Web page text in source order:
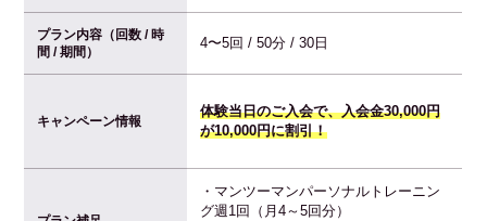
プラン内容（回数 / 時
間 / 期間）
4〜5回 / 50分 / 30日
キャンペーン情報
体験当日のご入会で、入会金30,000円
が10,000円に割引！
・マンツーマンパーソナルトレーニン
グ週1回（月4～5回分）